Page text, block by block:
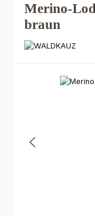
Merino-
braun
Bildergalerie